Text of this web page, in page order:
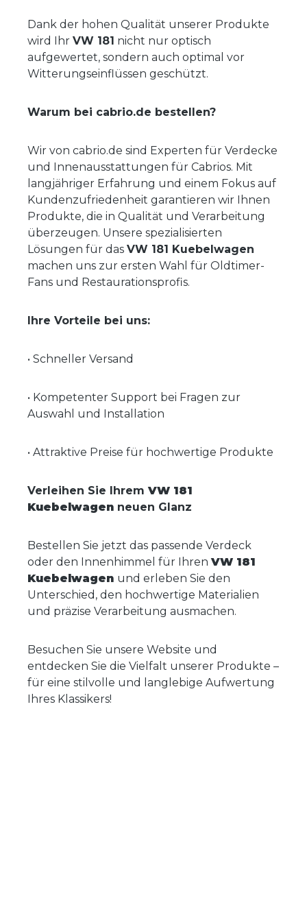
Dank der hohen Qualität unserer Produkte
wird Ihr VW 181 nicht nur optisch
aufgewertet, sondern auch optimal vor
Witterungseinflüssen geschützt.
Warum bei cabrio.de bestellen?
Wir von cabrio.de sind Experten für Verdecke
und Innenausstattungen für Cabrios. Mit
langjähriger Erfahrung und einem Fokus auf
Kundenzufriedenheit garantieren wir Ihnen
Produkte, die in Qualität und Verarbeitung
überzeugen. Unsere spezialisierten
Lösungen für das VW 181 Kuebelwagen
machen uns zur ersten Wahl für Oldtimer-
Fans und Restaurationsprofis.
Ihre Vorteile bei uns:
• Schneller Versand
• Kompetenter Support bei Fragen zur
Auswahl und Installation
• Attraktive Preise für hochwertige Produkte
Verleihen Sie Ihrem VW 181
Kuebelwagen neuen Glanz
Bestellen Sie jetzt das passende Verdeck
oder den Innenhimmel für Ihren VW 181
Kuebelwagen und erleben Sie den
Unterschied, den hochwertige Materialien
und präzise Verarbeitung ausmachen.
Besuchen Sie unsere Website und
entdecken Sie die Vielfalt unserer Produkte –
für eine stilvolle und langlebige Aufwertung
Ihres Klassikers!